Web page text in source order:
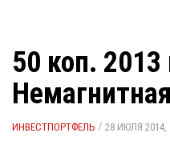
50 коп.
ИНВЕСТПОРТФЕЛЬ / 28 ИЮЛЯ 2014,